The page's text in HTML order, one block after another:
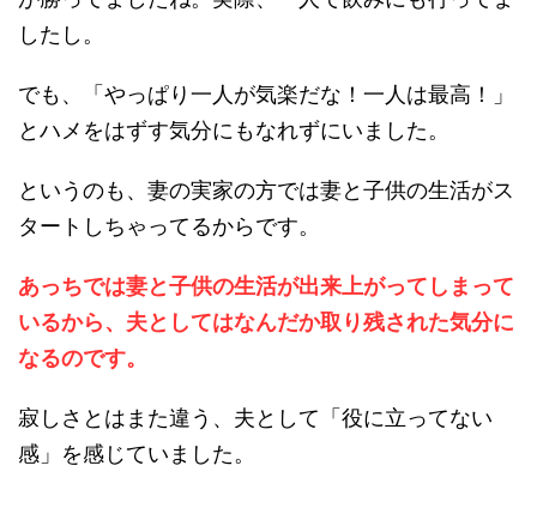
したし。
でも、「やっぱり一人が気楽だな！一人は最高！」
とハメをはずす気分にもなれずにいました。
というのも、妻の実家の方では妻と子供の生活がス
タートしちゃってるからです。
あっちでは妻と子供の生活が出来上がってしまって
いるから、夫としてはなんだか取り残された気分に
なるのです。
寂しさとはまた違う、夫として「役に立ってない
感」を感じていました。